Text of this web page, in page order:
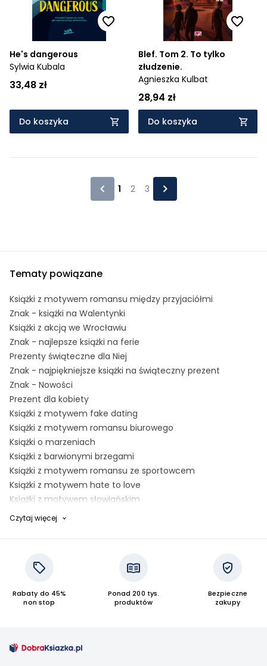
He's dangerous
Sylwia Kubala
33,48 zł
Do koszyka
Blef. Tom 2. To tylko
złudzenie.
Agnieszka Kulbat
28,94 zł
Do koszyka
1 2 3
Tematy powiązane
Książki z motywem romansu między przyjaciółmi
Znak - książki na Walentynki
Książki z akcją we Wrocławiu
Znak - najlepsze książki na ferie
Prezenty świąteczne dla Niej
Znak - najpiękniejsze książki na świąteczny prezent
Znak - Nowości
Prezent dla kobiety
Książki z motywem fake dating
Książki z motywem romansu biurowego
Książki o marzeniach
Książki z barwionymi brzegami
Książki z motywem romansu ze sportowcem
Książki z motywem hate to love
Książki z motywem słowiańskim
Książki z motywem romansu na uniwersytecie
Książki o bad boyach
Znak - pomysł na prezent dla siebie
Znak - najlepsze tytuły z ostatnich 3 miesięcy
Prezenty na Dzień Kobiet
Czytaj więcej
Rabaty do 45%
non stop
Ponad 200 tys.
produktów
Bezpieczne
zakupy